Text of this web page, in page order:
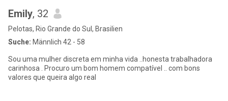
Emily, 32
Pelotas, Rio Grande do Sul, Brasilien
Suche: Männlich 42 - 58
Sou uma mulher discreta em minha vida ..honesta trabalhadora
carinhosa . Procuro um bom homem compatível .. com bons
valores que queira algo real